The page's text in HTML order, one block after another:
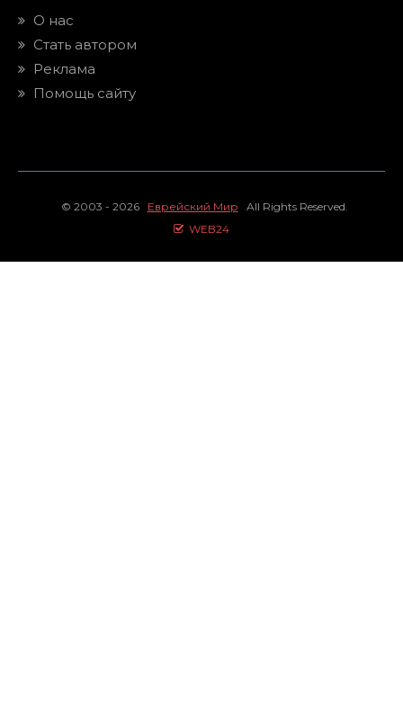
О нас
Стать автором
Реклама
Помощь сайту
© 2003 - 2026 Еврейский Мир All Rights Reserved.
WEB24